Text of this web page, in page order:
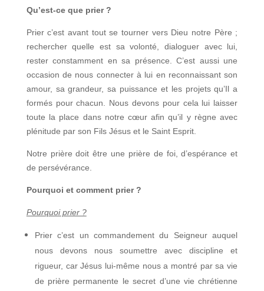
Qu’est-ce que prier ?
Prier c’est avant tout se tourner vers Dieu notre Père ;
rechercher quelle est sa volonté, dialoguer avec lui,
rester constamment en sa présence. C’est aussi une
occasion de nous connecter à lui en reconnaissant son
amour, sa grandeur, sa puissance et les projets qu’Il a
formés pour chacun. Nous devons pour cela lui laisser
toute la place dans notre cœur afin qu’il y règne avec
plénitude par son Fils Jésus et le Saint Esprit.
Notre prière doit être une prière de foi, d’espérance et
de persévérance.
Pourquoi et comment prier ?
Pourquoi prier ?
Prier c’est un commandement du Seigneur auquel
nous devons nous soumettre avec discipline et
rigueur, car Jésus lui-même nous a montré par sa vie
de prière permanente le secret d’une vie chrétienne